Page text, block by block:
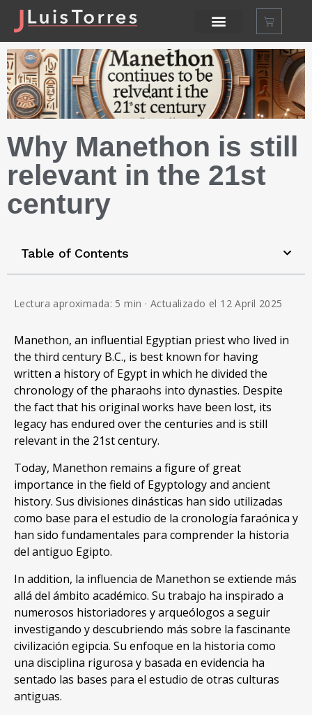
Why Manethon is still
relevant in the 21st
century
Table of Contents
Lectura aproximada: 5 min · Actualizado el 12 April 2025
Manethon, an influential Egyptian priest who lived in
the third century B.C., is best known for having
written a history of Egypt in which he divided the
chronology of the pharaohs into dynasties. Despite
the fact that his original works have been lost, its
legacy has endured over the centuries and is still
relevant in the 21st century.
Today, Manethon remains a figure of great
importance in the field of Egyptology and ancient
history. Sus divisiones dinásticas han sido utilizadas
como base para el estudio de la cronología faraónica y
han sido fundamentales para comprender la historia
del antiguo Egipto.
In addition, la influencia de Manethon se extiende más
allá del ámbito académico. Su trabajo ha inspirado a
numerosos historiadores y arqueólogos a seguir
investigando y descubriendo más sobre la fascinante
civilización egipcia. Su enfoque en la historia como
una disciplina rigurosa y basada en evidencia ha
sentado las bases para el estudio de otras culturas
antiguas.